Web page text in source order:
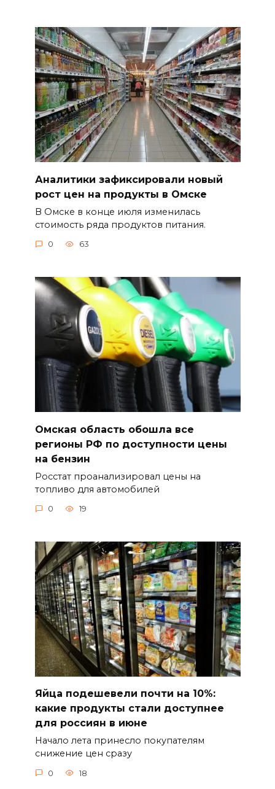
Аналитики зафиксировали новый
рост цен на продукты в Омске
В Омске в конце июля изменилась
стоимость ряда продуктов питания.
0 63
Омская область обошла все
регионы РФ по доступности цены
на бензин
Росстат проанализировал цены на
топливо для автомобилей
0 19
Яйца подешевели почти на 10%:
какие продукты стали доступнее
для россиян в июне
Начало лета принесло покупателям
снижение цен сразу
0 18